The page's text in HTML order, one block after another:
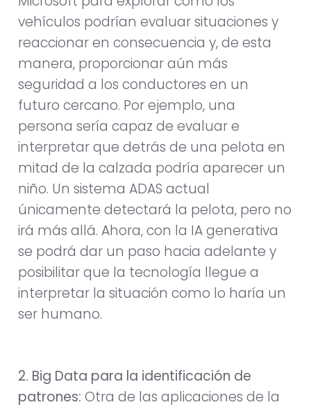
vehículos podrían evaluar situaciones y
reaccionar en consecuencia y, de esta
manera, proporcionar aún más
seguridad a los conductores en un
futuro cercano. Por ejemplo, una
persona sería capaz de evaluar e
interpretar que detrás de una pelota en
mitad de la calzada podría aparecer un
niño. Un sistema ADAS actual
únicamente detectará la pelota, pero no
irá más allá. Ahora, con la IA generativa
se podrá dar un paso hacia adelante y
posibilitar que la tecnología llegue a
interpretar la situación como lo haría un
ser humano.
2. Big Data para la identificación de
patrones: Otra de las aplicaciones de la